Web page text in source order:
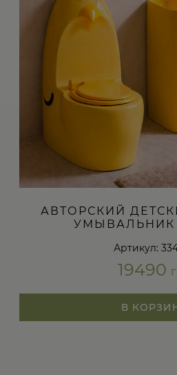
АВТОРСКИЙ
УМЫВАЛЬНИК
Артикул:
19490
В